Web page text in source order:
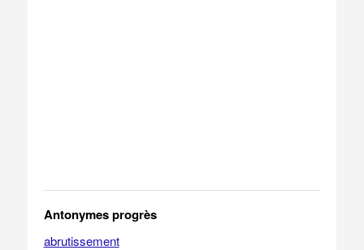
Antonymes progrès
abrutissement